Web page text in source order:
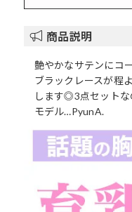
商品説明
艶やかなサテンにコ
ブラックレースが程
します◎3点セット
モデル…PyunA.